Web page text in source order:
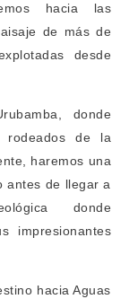
hacia las
de más de
desde
donde
rodeados de la
haremos una
antes de llegar a
donde
impresionantes
hacia Aguas